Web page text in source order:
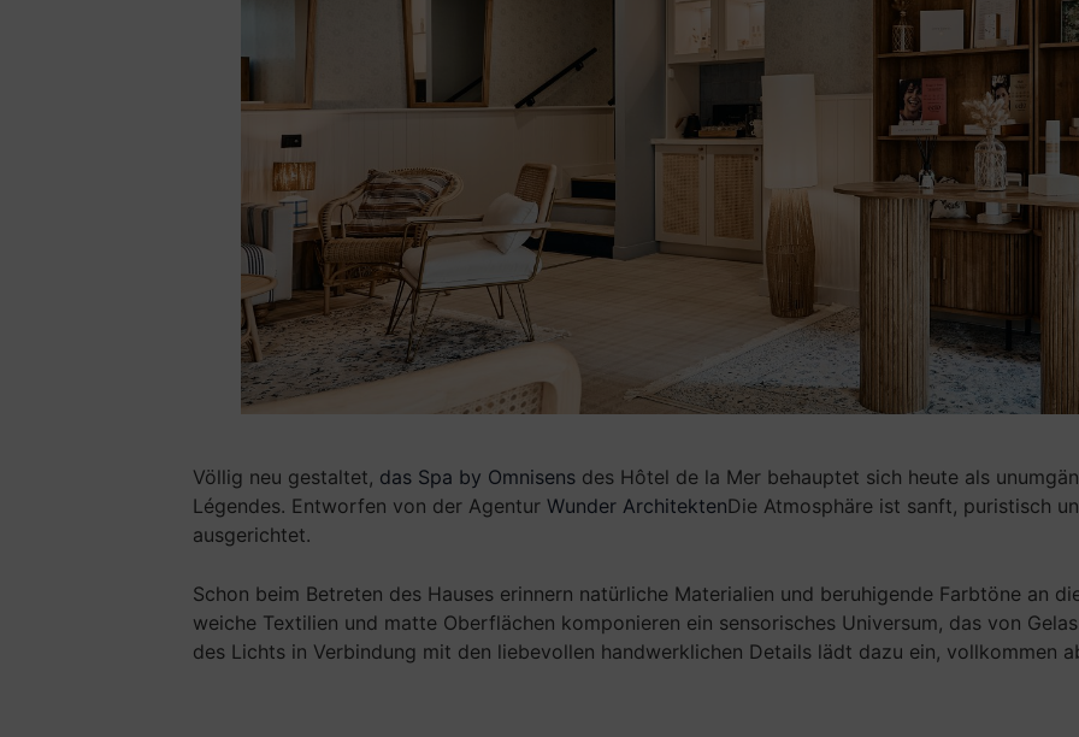
Völlig neu gestaltet, das Spa by Omnisens des Hôtel de la Mer behauptet sich heute als
Légendes. Entworfen von der Agentur Wunder ArchitektenDie Atmosphäre ist sanft, puristisch
ausgerichtet.
Schon beim Betreten des Hauses erinnern natürliche Materialien und beruhigende Farbtöne an
weiche Textilien und matte Oberflächen komponieren ein sensorisches Universum, das von
des Lichts in Verbindung mit den liebevollen handwerklichen Details lädt dazu ein, vollkommen